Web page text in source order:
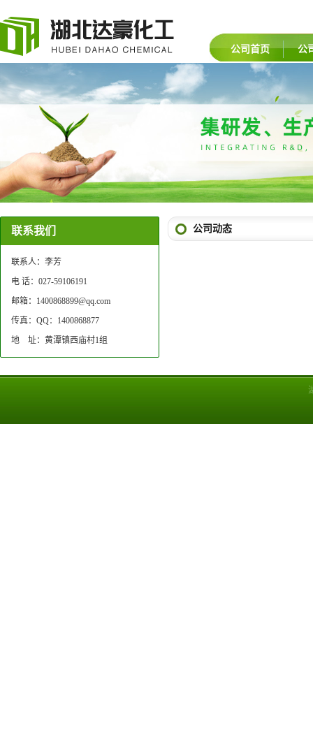
公司首页 公
联系我们
联系人：李芳
电 话：027-59106191
邮箱：1400868899@qq.com
传真：QQ：1400868877
地 址：黄潭镇西庙村1组
公司动态